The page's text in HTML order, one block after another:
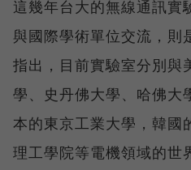
這幾年台大的無線通訊實
與國際學術單位交流，則
指出，目前實驗室分別與
學、史丹佛大學、哈佛大
本的東京工業大學，韓國
理工學院等電機領域的世